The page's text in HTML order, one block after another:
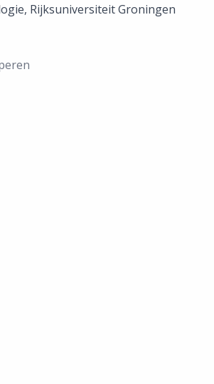
Rijksuniversiteit Groningen